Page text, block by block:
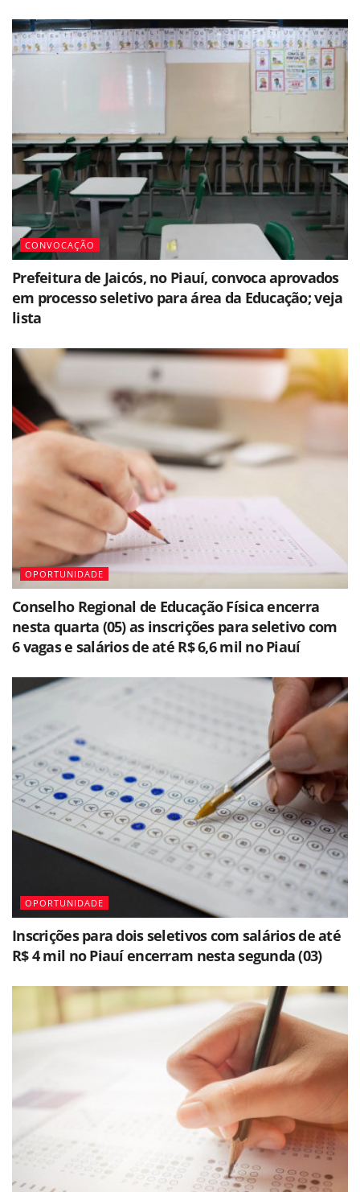
CONVOCAÇÃO
Prefeitura de Jaicós, no Piauí, convoca aprovados
em processo seletivo para área da Educação; veja
lista
OPORTUNIDADE
Conselho Regional de Educação Física encerra
nesta quarta (05) as inscrições para seletivo com
6 vagas e salários de até R$ 6,6 mil no Piauí
OPORTUNIDADE
Inscrições para dois seletivos com salários de até
R$ 4 mil no Piauí encerram nesta segunda (03)